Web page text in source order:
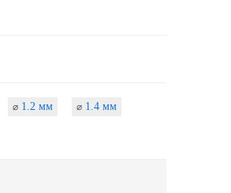
⌀1.2 мм ⌀1.4 мм